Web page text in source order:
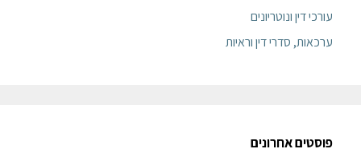
עורכי דין ונוטריונים
ערכאות, סדרי דין וראיות
פוסטים אחרונים